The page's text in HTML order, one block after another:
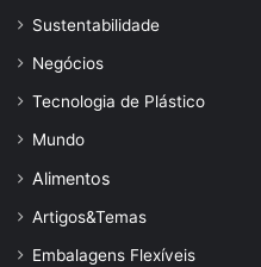
Sustentabilidade
Negócios
Tecnologia de Plástico
Mundo
Alimentos
Artigos&Temas
Embalagens Flexíveis